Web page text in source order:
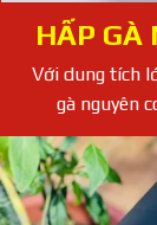
HẤP GÀ
Với dung tích
gà nguyên